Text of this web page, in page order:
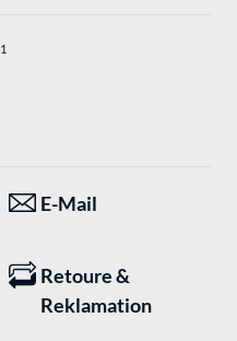
1
E-Mail
Retoure &
Reklamation